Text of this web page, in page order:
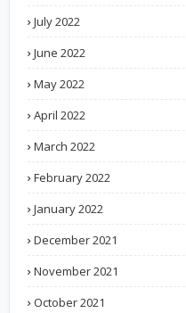
July 2022
June 2022
May 2022
April 2022
March 2022
February 2022
January 2022
December 2021
November 2021
October 2021